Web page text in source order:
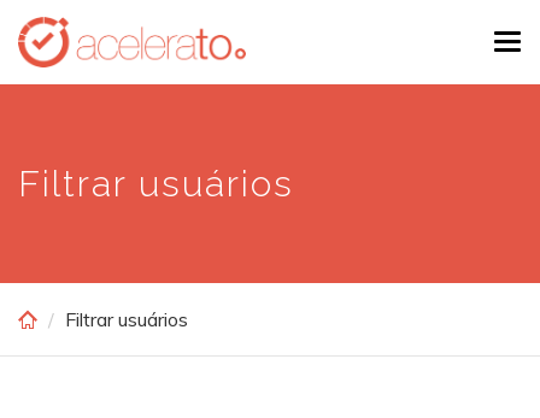
Skip
main
Filtrar usuários
Filtrar usuários